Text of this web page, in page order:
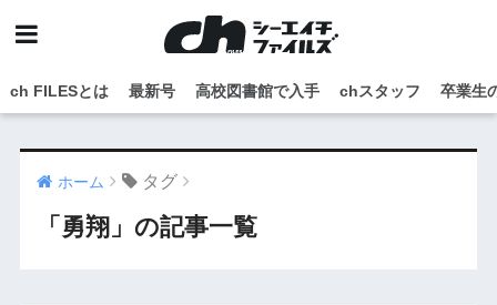
ch FILESとは 最新号 高校図書館で入手 chスタッフ 卒業生
ホーム タグ
「勇翔」の記事一覧